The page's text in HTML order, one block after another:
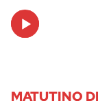
Audio
Player
MATUTINO